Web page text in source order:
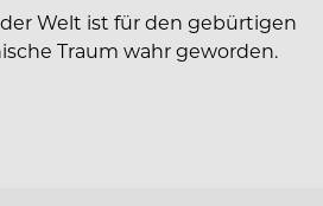
Welt ist für den gebürtigen
Traum wahr geworden.